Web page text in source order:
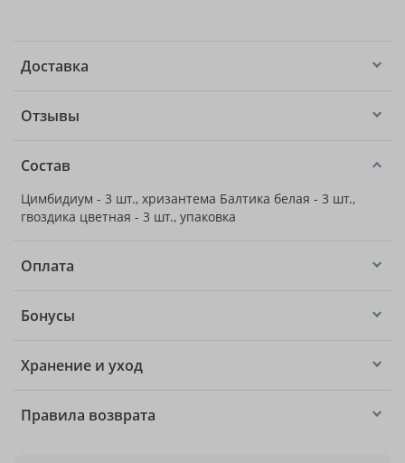
Доставка
Отзывы
Состав
Цимбидиум - 3 шт., хризантема Балтика белая - 3 шт.,
гвоздика цветная - 3 шт., упаковка
Оплата
Бонусы
Хранение и уход
Правила возврата